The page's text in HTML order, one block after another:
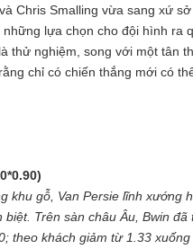
Chris Smalling vừa sang xứ
lựa chọn cho đội hình ra
thử nghiệm, song với một tân
chỉ có chiến thắng mới có
khu gỗ, Van Persie lĩnh xướng
Trên sàn châu Âu, Bwin
theo khách giảm từ 1.33